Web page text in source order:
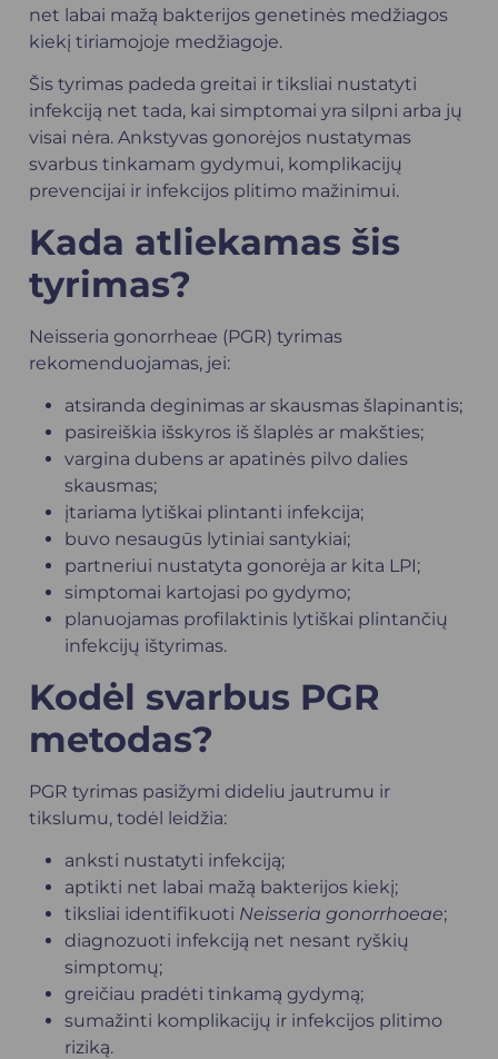
net labai mažą bakterijos genetinės medžiagos
kiekį tiriamojoje medžiagoje.
Šis tyrimas padeda greitai ir tiksliai nustatyti
infekciją net tada, kai simptomai yra silpni arba jų
visai nėra. Ankstyvas gonorėjos nustatymas
svarbus tinkamam gydymui, komplikacijų
prevencijai ir infekcijos plitimo mažinimui.
Kada atliekamas šis
tyrimas?
Neisseria gonorrheae (PGR) tyrimas
rekomenduojamas, jei:
atsiranda deginimas ar skausmas šlapinantis;
pasireiškia išskyros iš šlaplės ar makšties;
vargina dubens ar apatinės pilvo dalies
skausmas;
įtariama lytiškai plintanti infekcija;
buvo nesaugūs lytiniai santykiai;
partneriui nustatyta gonorėja ar kita LPI;
simptomai kartojasi po gydymo;
planuojamas profilaktinis lytiškai plintančių
infekcijų ištyrimas.
Kodėl svarbus PGR
metodas?
PGR tyrimas pasižymi dideliu jautrumu ir
tikslumu, todėl leidžia:
anksti nustatyti infekciją;
aptikti net labai mažą bakterijos kiekį;
tiksliai identifikuoti Neisseria gonorrhoeae;
diagnozuoti infekciją net nesant ryškių
simptomų;
greičiau pradėti tinkamą gydymą;
sumažinti komplikacijų ir infekcijos plitimo
riziką.